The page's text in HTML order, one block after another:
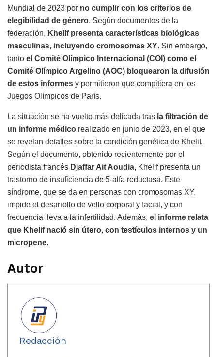
Mundial de 2023 por no cumplir con los criterios de
elegibilidad de género. Según documentos de la
federación, Khelif presenta características biológicas
masculinas, incluyendo cromosomas XY. Sin embargo,
tanto el Comité Olímpico Internacional (COI) como el
Comité Olímpico Argelino (AOC) bloquearon la difusión
de estos informes y permitieron que compitiera en los
Juegos Olímpicos de París.
La situación se ha vuelto más delicada tras la filtración de
un informe médico realizado en junio de 2023, en el que
se revelan detalles sobre la condición genética de Khelif.
Según el documento, obtenido recientemente por el
periodista francés Djaffar Ait Aoudia, Khelif presenta un
trastorno de insuficiencia de 5-alfa reductasa. Este
síndrome, que se da en personas con cromosomas XY,
impide el desarrollo de vello corporal y facial, y con
frecuencia lleva a la infertilidad. Además, el informe relata
que Khelif nació sin útero, con testículos internos y un
micropene.
Autor
Redacción